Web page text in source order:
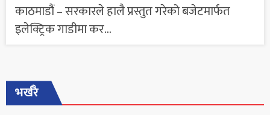
काठमाडौं – सरकारले हालै प्रस्तुत गरेको बजेटमार्फत
इलेक्ट्रिक गाडीमा कर...
भर्खरै